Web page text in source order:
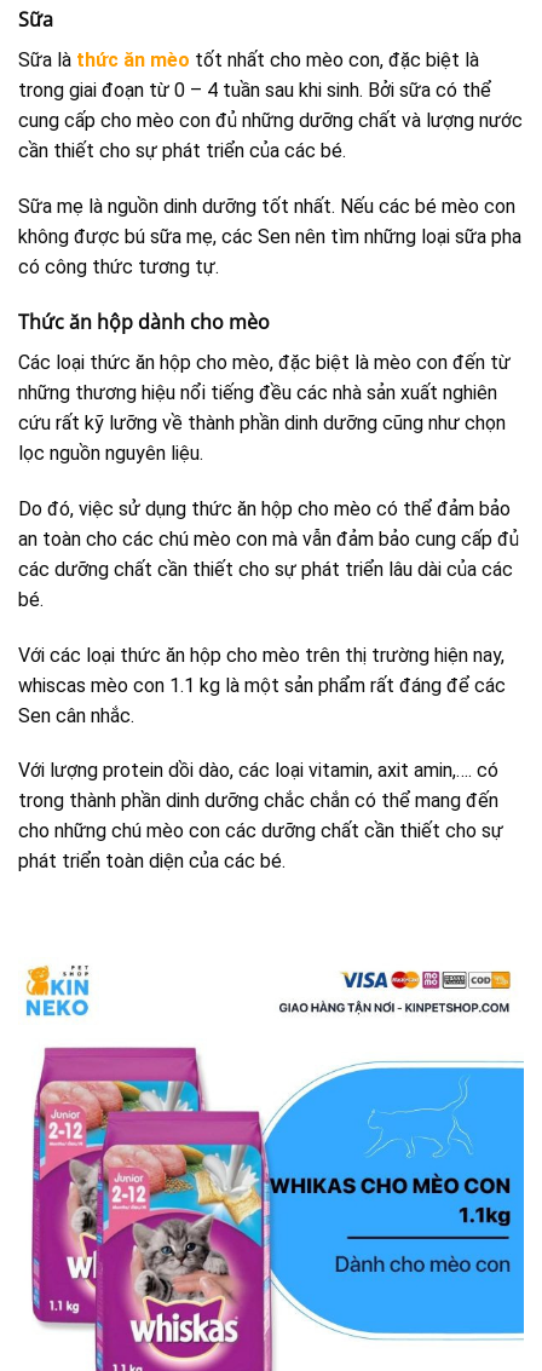
Sữa
Sữa là thức ăn mèo tốt nhất cho mèo con, đặc biệt là
trong giai đoạn từ 0 – 4 tuần sau khi sinh. Bởi sữa có thể
cung cấp cho mèo con đủ những dưỡng chất và lượng nước
cần thiết cho sự phát triển của các bé.
Sữa mẹ là nguồn dinh dưỡng tốt nhất. Nếu các bé mèo con
không được bú sữa mẹ, các Sen nên tìm những loại sữa pha
có công thức tương tự.
Thức ăn hộp dành cho mèo
Các loại thức ăn hộp cho mèo, đặc biệt là mèo con đến từ
những thương hiệu nổi tiếng đều các nhà sản xuất nghiên
cứu rất kỹ lưỡng về thành phần dinh dưỡng cũng như chọn
lọc nguồn nguyên liệu.
Do đó, việc sử dụng thức ăn hộp cho mèo có thể đảm bảo
an toàn cho các chú mèo con mà vẫn đảm bảo cung cấp đủ
các dưỡng chất cần thiết cho sự phát triển lâu dài của các
bé.
Với các loại thức ăn hộp cho mèo trên thị trường hiện nay,
whiscas mèo con 1.1 kg là một sản phẩm rất đáng để các
Sen cân nhắc.
Với lượng protein dồi dào, các loại vitamin, axit amin,…. có
trong thành phần dinh dưỡng chắc chắn có thể mang đến
cho những chú mèo con các dưỡng chất cần thiết cho sự
phát triển toàn diện của các bé.